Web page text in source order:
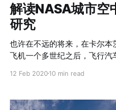
解读NASA城市空
研究
也许在不远的将来，在卡尔
飞机一个多世纪之后，飞行汽
12 Feb 202010 min read